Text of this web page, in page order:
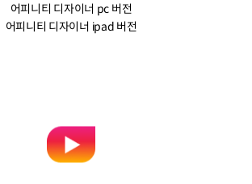
어피니티 디자이너 pc 버전
어피니티 디자이너 ipad 버전